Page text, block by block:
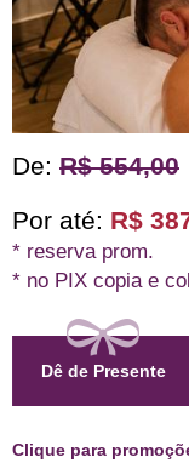
De: R$ 554,00
Por até: R$
* reserva prom.
* no PIX copia e
Dê de Presente
Clique para